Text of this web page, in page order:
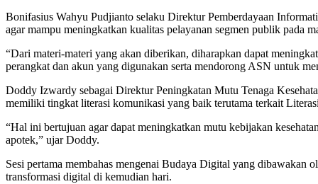
Bonifasius Wahyu Pudjianto selaku Direktur Pemberdayaan
agar mampu meningkatkan kualitas pelayanan segmen publik pada
“Dari materi-materi yang akan diberikan, diharapkan dapat
perangkat dan akun yang digunakan serta mendorong ASN untuk
Doddy Izwardy sebagai Direktur Peningkatan Mutu Tenaga
memiliki tingkat literasi komunikasi yang baik terutama terkait
“Hal ini bertujuan agar dapat meningkatkan mutu kebijakan
apotek,” ujar Doddy.
Sesi pertama membahas mengenai Budaya Digital yang
transformasi digital di kemudian hari.